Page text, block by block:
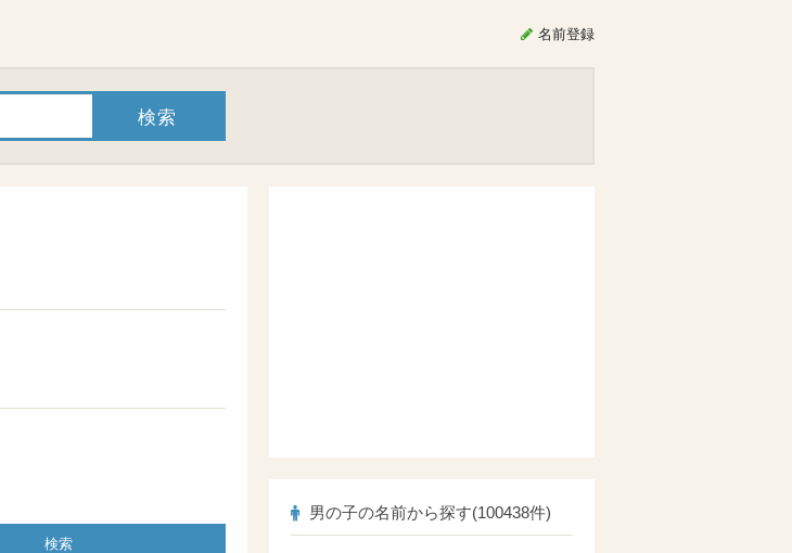
名前登録
検索
男の子の名前から探す(100438件)